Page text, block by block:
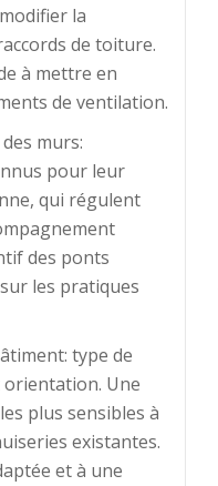
la
de toiture.
à mettre en
de ventilation.
murs:
pour leur
qui régulent
des ponts
les pratiques
type de
orientation. Une
plus sensibles à
existantes.
et à une